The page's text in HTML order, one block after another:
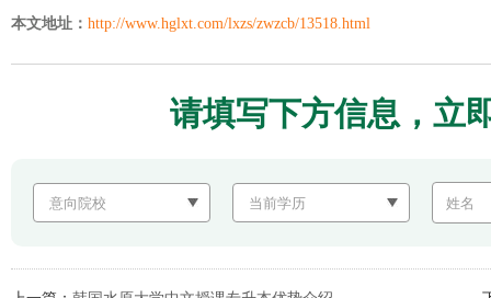
本文地址： http://www.hglxt.com/lxzs/zwzcb/13518.html
请填写下方信息，立